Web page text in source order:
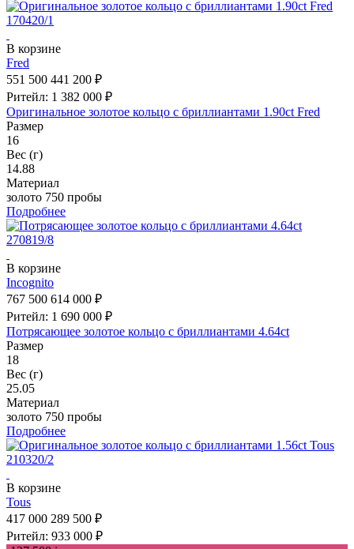
В корзине
Fred
551 500 441 200 ₽
Ритейл: 1 382 000 ₽
Оригинальное золотое кольцо с бриллиантами 1.90ct Fred
Размер
16
Вес (г)
14.88
Материал
золото 750 пробы
Подробнее
В корзине
Incognito
767 500 614 000 ₽
Ритейл: 1 690 000 ₽
Потрясающее золотое кольцо с бриллиантами 4.64ct
Размер
18
Вес (г)
25.05
Материал
золото 750 пробы
Подробнее
В корзине
Tous
417 000 289 500 ₽
Ритейл: 933 000 ₽